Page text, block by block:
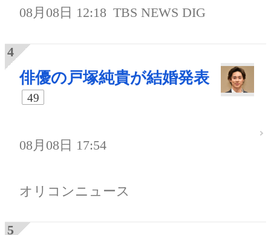
08月08日 12:18 TBS NEWS DIG
俳優の戸塚純貴が結婚発表
49
08月08日 17:54
オリコンニュース